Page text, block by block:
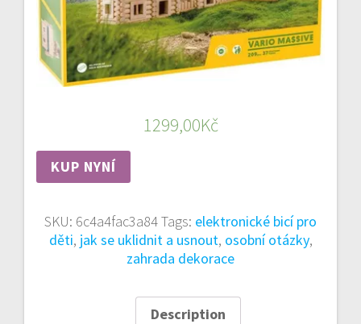
1299,00Kč
KUP NYNÍ
SKU: 6c4a4fac3a84Tags: elektronické bicí pro
děti, jak se uklidnit a usnout, osobní otázky,
zahrada dekorace
Description